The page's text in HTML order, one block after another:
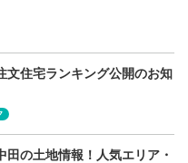
文住宅ランキング公開のお知
田の土地情報！人気エリア・